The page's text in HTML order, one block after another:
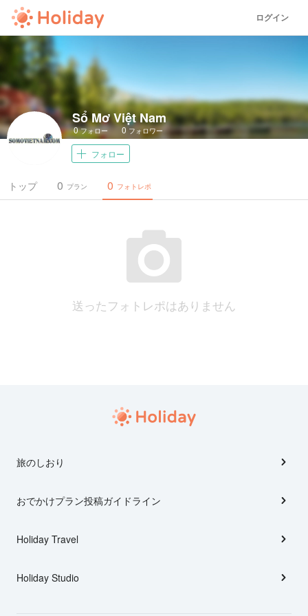
ログイン
Sổ Mơ Việt Nam
0フォロー 0 フォロワー
フォロー
トップ プラン
0 フォトレポ
0
送ったフォトレポはありません
旅のしおり
おでかけプラン投稿ガイドライン
Holiday Travel
Holiday Studio